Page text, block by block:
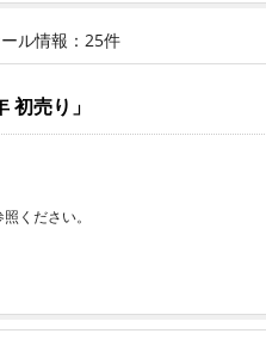
ル情報：25件
初売り」
ください。